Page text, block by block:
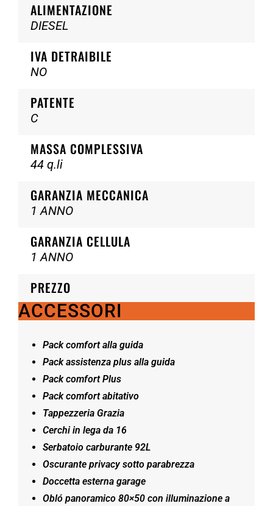
ALIMENTAZIONE
DIESEL
IVA DETRAIBILE
NO
PATENTE
C
MASSA COMPLESSIVA
44 q.li
GARANZIA MECCANICA
1 ANNO
GARANZIA CELLULA
1 ANNO
PREZZO
ACCESSORI
Pack comfort alla guida
Pack assistenza plus alla guida
Pack comfort Plus
Pack comfort abitativo
Tappezzeria Grazia
Cerchi in lega da 16
Serbatoio carburante 92L
Oscurante privacy sotto parabrezza
Doccetta esterna garage
Obló panoramico 80×50 con illuminazione a